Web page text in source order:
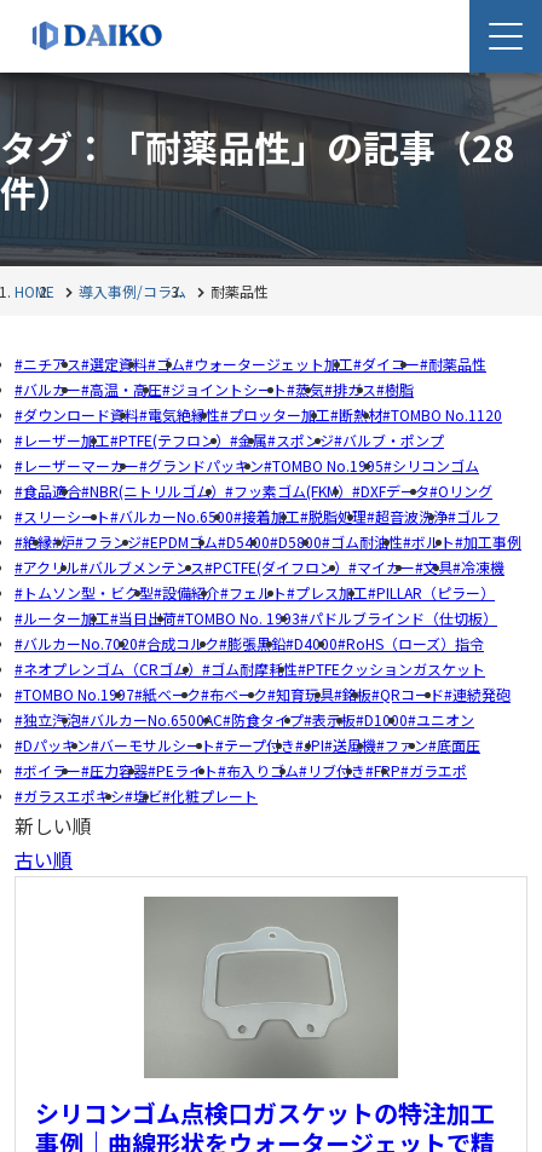
タグ：「耐薬品性」の記事 （28
件）
HOME 導入事例/コラム 耐薬品性
ニチアス 選定資料 ゴム ウォータージェット加工 ダイコー 耐薬品性
バルカー 高温・高圧 ジョイントシート 蒸気 排ガス 樹脂
ダウンロード資料 電気絶縁性 プロッター加工 断熱材 TOMBO No.1120
レーザー加工 PTFE(テフロン） 金属 スポンジ バルブ・ポンプ
レーザーマーカー グランドパッキン TOMBO No.1995 シリコンゴム
食品適合 NBR(ニトリルゴム） フッ素ゴム(FKM） DXFデータ Oリング
スリーシート バルカーNo.6500 接着加工 脱脂処理 超音波洗浄 ゴルフ
絶縁 炉 フランジ EPDMゴム D5400 D5800 ゴム耐油性 ボルト 加工事例
アクリル バルブメンテンス PCTFE(ダイフロン） マイカー 文具 冷凍機
トムソン型・ビク型 設備紹介 フェルト プレス加工 PILLAR（ピラー）
ルーター加工 当日出荷 TOMBO No. 1993 パドルブラインド（仕切板）
バルカーNo.7020 合成コルク 膨張黒鉛 D4000 RoHS（ローズ）指令
ネオプレンゴム（CRゴム）
ゴム耐摩耗性 PTFEクッションガスケット
TOMBO No.1997 紙ベーク 布ベーク 知育玩具 銘板 QRコード 連続発砲
独立汽泡 バルカーNo.6500AC 防食タイプ 表示板 D1000 ユニオン
Dパッキン バーモサルシート テープ付き JPI 送風機 ファン 底面圧
ボイラー 圧力容器 PEライト 布入りゴム リブ付き FRP ガラエポ
ガラスエポキシ 塩ビ 化粧プレート
新しい順
古い順
シリコンゴム点検口ガスケットの特注加工
事例｜曲線形状をウォータージェットで精